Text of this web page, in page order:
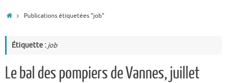
AccueilPublications étiquetées "job"
Étiquette : job
Le bal des pompiers de Vannes, juillet